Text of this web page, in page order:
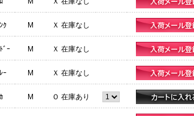
ｸ M Ｘ 在庫なし
ﾞｰ M Ｘ 在庫なし
ｰ M Ｘ 在庫なし
M Ｏ 在庫あり